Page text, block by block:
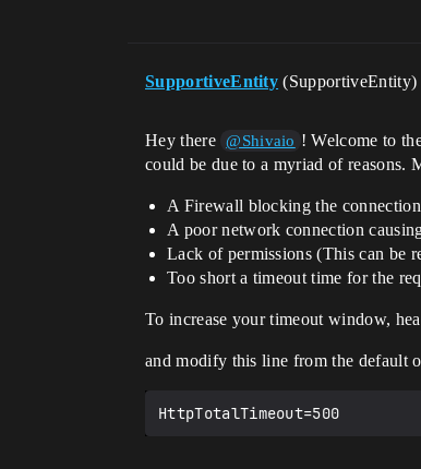
SupportiveEntity (SupportiveEntity)
Hey there @Shivaio ! Welcome to
could be due to a myriad of reasons.
A Firewall blocking the
A poor network connection
Lack of permissions (This can be
Too short a timeout time for the
To increase your timeout window,
and modify this line from the default